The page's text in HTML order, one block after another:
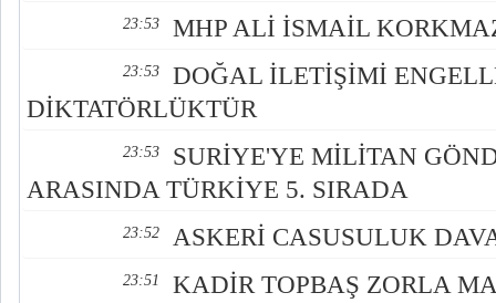
23:53 MHP ALİ İSMAİL
23:53
DOĞAL İLETİŞİMİ
DİKTATÖRLÜKTÜR
23:53
SURİYE'YE MİLİTAN
ARASINDA TÜRKİYE 5. SIRADA
23:52 ASKERİ CASUSULUK
23:51
KADİR TOPBAŞ ZORLA